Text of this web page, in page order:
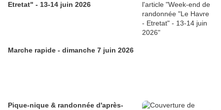
Etretat" - 13-14 juin 2026
Marche rapide - dimanche 7 juin 2026
Pique-nique & randonnée d'après-